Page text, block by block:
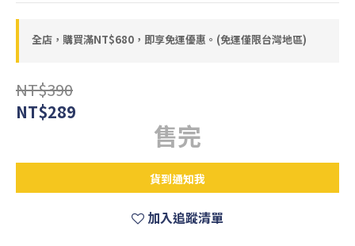
全店，購買滿NT$680，即享免運優惠。(免運僅限台灣地區)
NT$390
NT$289
售完
貨到通知我
加入追蹤清單